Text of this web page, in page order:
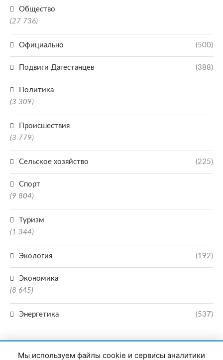
Общество
(27 736)
Официально (500)
Подвиги Дагестанцев (388)
Политика
(3 309)
Происшествия
(3 779)
Сельское хозяйство (225)
Спорт
(9 804)
Туризм
(1 344)
Экология (192)
Экономика
(8 645)
Энергетика (537)
Мы используем файлы cookie и сервисы аналитики